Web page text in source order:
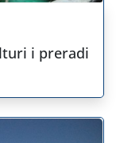
i preradi